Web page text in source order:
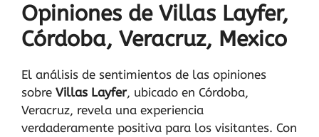
Opiniones de Villas Layfer,
Córdoba, Veracruz, Mexico
El análisis de sentimientos de las opiniones
sobre Villas Layfer, ubicado en Córdoba,
Veracruz, revela una experiencia
verdaderamente positiva para los visitantes. Con